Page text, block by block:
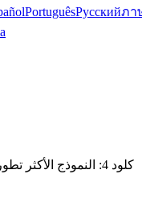
PortuguêsРусскийภา
كلود 4: النموذج